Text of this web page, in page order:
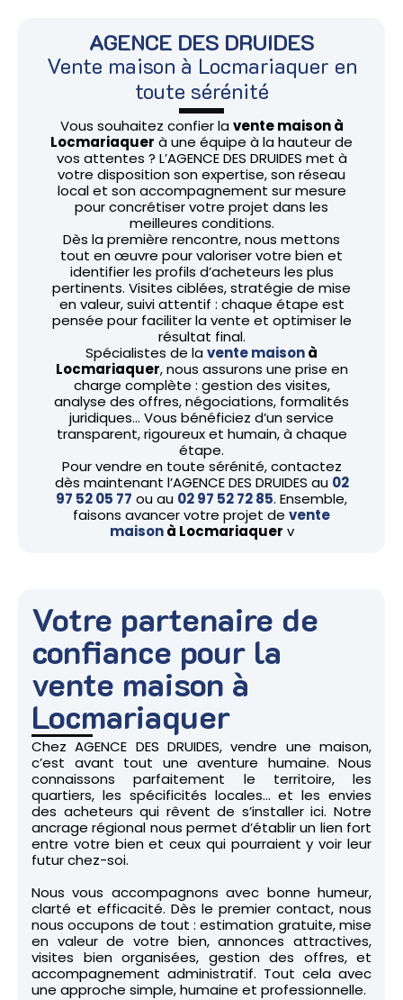
AGENCE DES DRUIDES
Vente maison à Locmariaquer en
toute sérénité
Vous souhaitez confier lavente maison à
Locmariaquer à une équipe à la hauteur de
vos attentes ? L’AGENCE DES DRUIDES met à
votre disposition son expertise, son réseau
local et son accompagnement sur mesure
pour concrétiser votre projet dans les
meilleures conditions.
Dès la première rencontre, nous mettons
tout en œuvre pour valoriser votre bien et
identifier les profils d’acheteurs les plus
pertinents. Visites ciblées, stratégie de mise
en valeur, suivi attentif : chaque étape est
pensée pour faciliter la vente et optimiser le
résultat final.
Spécialistes de lavente maisonà
Locmariaquer, nous assurons une prise en
charge complète : gestion des visites,
analyse des offres, négociations, formalités
juridiques… Vous bénéficiez d’un service
transparent, rigoureux et humain, à chaque
étape.
Pour vendre en toute sérénité, contactez
dès maintenant l’AGENCE DES DRUIDES au 02
97 52 05 77 ou au 02 97 52 72 85. Ensemble,
faisons avancer votre projet de vente
maisonà Locmariaquer v
Votre partenaire de
confiance pour la
vente maison à
Locmariaquer
Chez AGENCE DES DRUIDES, vendre une maison,
c’est avant tout une aventure humaine. Nous
connaissons parfaitement le territoire, les
quartiers, les spécificités locales… et les envies
des acheteurs qui rêvent de s’installer ici. Notre
ancrage régional nous permet d’établir un lien fort
entre votre bien et ceux qui pourraient y voir leur
futur chez-soi.
Nous vous accompagnons avec bonne humeur,
clarté et efficacité. Dès le premier contact, nous
nous occupons de tout : estimation gratuite, mise
en valeur de votre bien, annonces attractives,
visites bien organisées, gestion des offres, et
accompagnement administratif. Tout cela avec
une approche simple, humaine et professionnelle.